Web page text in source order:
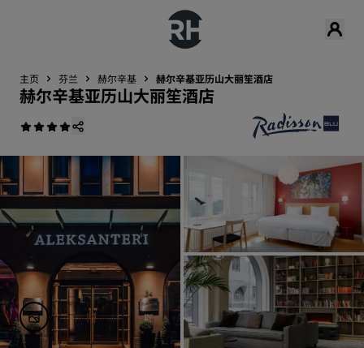
主页 芬兰 赫尔辛基 赫尔辛基亚历山大丽笙酒店
赫尔辛基亚历山大丽笙酒店